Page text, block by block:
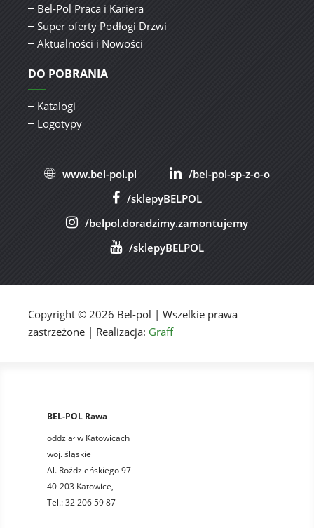
Bel-Pol Praca i Kariera
Super oferty Podłogi Drzwi
Aktualności i Nowości
DO POBRANIA
Katalogi
Logotypy
www.bel-pol.pl
/bel-pol-sp-z-o-o
/sklepyBELPOL
/belpol.doradzimy.zamontujemy
/sklepyBELPOL
Copyright © 2026 Bel-pol | Wszelkie prawa
zastrzeżone | Realizacja: Graff
BEL-POL Rawa
oddział w Katowicach
woj. śląskie
Al. Roździeńskiego 97
40-203 Katowice,
Tel.: 32 206 59 87